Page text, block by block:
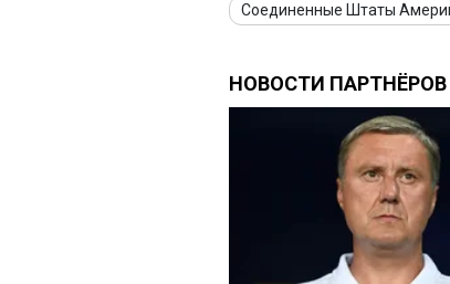
Соединенные Штаты